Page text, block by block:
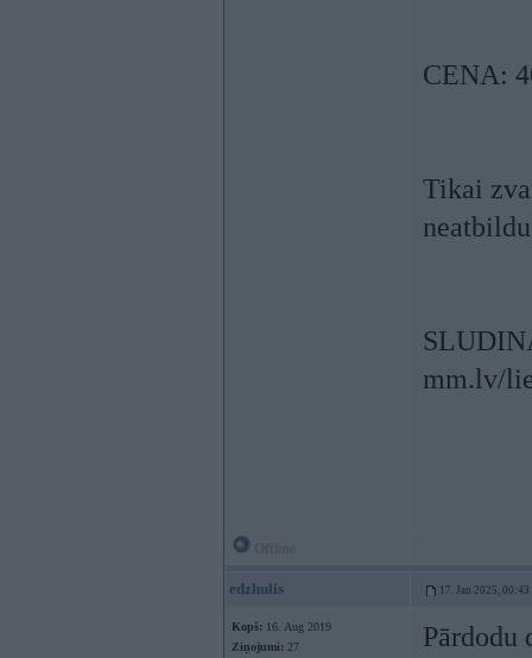
CENA:
Tikai
mm.lv/
edzhulis 17. Jan 2025, 00:43
Kopš: 16. Aug 2019
Ziņojumi: 27
Pārdodu